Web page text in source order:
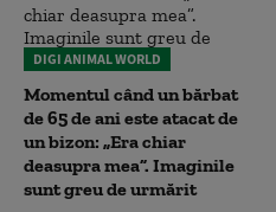
DIGI ANIMAL WORLD
Momentul când un bărbat
de 65 de ani este atacat de
un bizon: „Era chiar
deasupra mea”. Imaginile
sunt greu de urmărit